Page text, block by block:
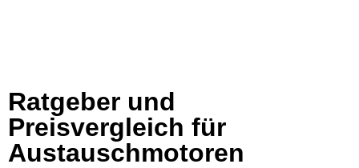
Ratgeber und
Preisvergleich für
Austauschmotoren